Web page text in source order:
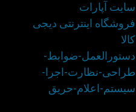
سايت آپارات
فروشگاه اینترنتی دیجی
کالا
دستورالعمل-ضوابط-
طراحی-نظارت-اجرا-
سيستم-اعلام-حريق